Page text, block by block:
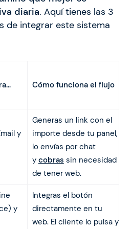
diaria. Aquí tienes las 3
de integrar este sistema
Cómo funciona el flujo
y
Generas un link con el
importe desde tu panel,
lo envías por chat
y cobras sin necesidad
de tener web.
y
Integras el botón
directamente en tu
web. El cliente lo pulsa y